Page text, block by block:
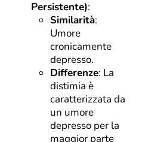
Persistente):
Similarità:
Umore
cronicamente
depresso.
Differenze: La
distimia è
caratterizzata da
un umore
depresso per la
maggior parte